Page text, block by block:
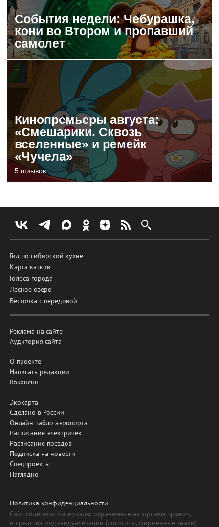
События недели: Чебурашка,
кони во Втором и пропавший
самолет
Кинопремьеры августа:
«Смешарики. Сквозь
вселенные» и ремейк
«Чучела»
5 отзывов
Гид по сибирской кухне
Карта катков
Голоса города
Лесное озеро
Весточка с передовой
Реклама на сайте
Аудитория сайта
О проекте
Написать редакции
Вакансии
Экокарта
Сделано в России
Онлайн-табло аэропорта
Расписание электричек
Расписание поездов
Подписка на новости
Спецпроекты
Наглядно
Политика конфиденциальности
Сайт содержит материалы, охраняемые авторским правом,
и средства индивидуализации (логотипы, фирменные знаки).